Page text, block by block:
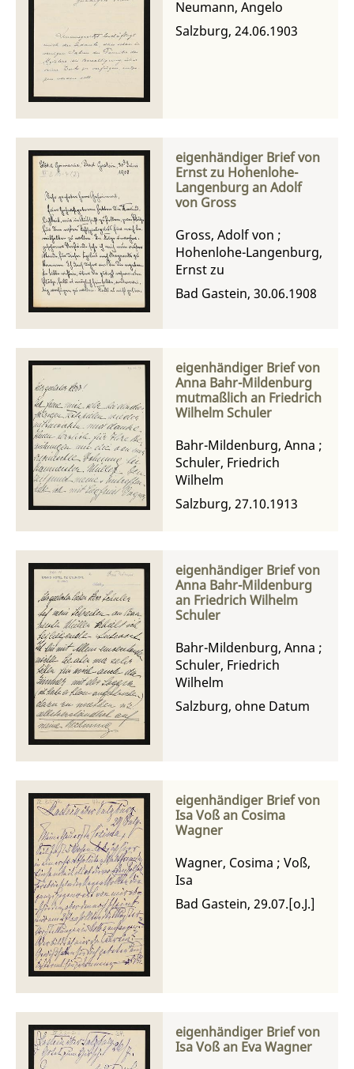
Neumann, Angelo
Salzburg, 24.06.1903
eigenhändiger Brief von
Ernst zu Hohenlohe-
Langenburg an Adolf
von Gross
Gross, Adolf von ;
Hohenlohe-Langenburg,
Ernst zu
Bad Gastein, 30.06.1908
eigenhändiger Brief von
Anna Bahr-Mildenburg
mutmaßlich an Friedrich
Wilhelm Schuler
Bahr-Mildenburg, Anna ;
Schuler, Friedrich
Wilhelm
Salzburg, 27.10.1913
eigenhändiger Brief von
Anna Bahr-Mildenburg
an Friedrich Wilhelm
Schuler
Bahr-Mildenburg, Anna ;
Schuler, Friedrich
Wilhelm
Salzburg, ohne Datum
eigenhändiger Brief von
Isa Voß an Cosima
Wagner
Wagner, Cosima ; Voß,
Isa
Bad Gastein, 29.07.[o.J.]
eigenhändiger Brief von
Isa Voß an Eva Wagner